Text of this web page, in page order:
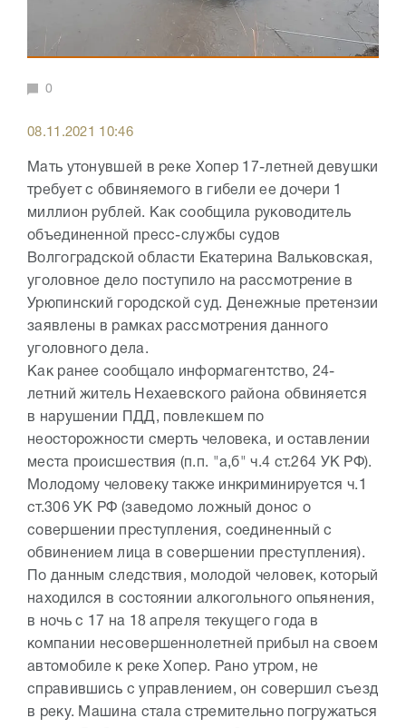
0
08.11.2021 10:46
Мать утонувшей в реке Хопер 17-летней девушки
требует с обвиняемого в гибели ее дочери 1
миллион рублей. Как сообщила руководитель
объединенной пресс-службы судов
Волгоградской области Екатерина Вальковская,
уголовное дело поступило на рассмотрение в
Урюпинский городской суд. Денежные претензии
заявлены в рамках рассмотрения данного
уголовного дела.
Как ранее сообщало информагентство, 24-
летний житель Нехаевского района обвиняется
в нарушении ПДД, повлекшем по
неосторожности смерть человека, и оставлении
места происшествия (п.п. "а,б" ч.4 ст.264 УК РФ).
Молодому человеку также инкриминируется ч.1
ст.306 УК РФ (заведомо ложный донос о
совершении преступления, соединенный с
обвинением лица в совершении преступления).
По данным следствия, молодой человек, который
находился в состоянии алкогольного опьянения,
в ночь с 17 на 18 апреля текущего года в
компании несовершеннолетней прибыл на своем
автомобиле к реке Хопер. Рано утром, не
справившись с управлением, он совершил съезд
в реку. Машина стала стремительно погружаться